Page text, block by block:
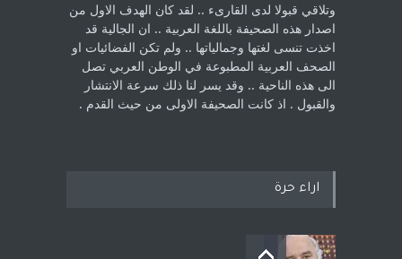
‏وتلاقي قبولا لدى القارىء ..‏ لقد كان الهدف الاول من
اصدار هذه الصحيفة باللغة العربية .. ان الجالية قد
اخذت ‏تنسى لغتها وجمالياتها .. ولم تكن الفضائيات او
الصحف العربية المطبوعة في الوطن ‏العربي تصل
الى هذه الناحية .. وقد يسر لنا ذلك سرعة الانتشار
والقبول . اذ كانت ‏الصحيفة الاولى من حيث القدم . ‏
اراء حرة